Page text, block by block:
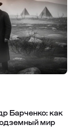
Барченко: как
мир